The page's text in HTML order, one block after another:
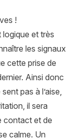
!
et très
les signaux
cette prise de
Ainsi donc
pas à l’aise,
il sera
contact et de
calme. Un